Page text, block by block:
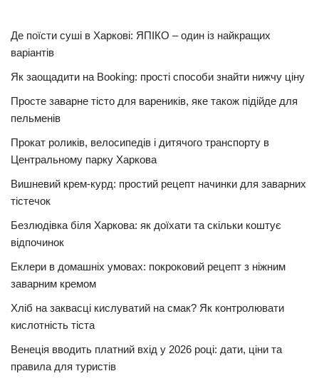
Де поїсти суші в Харкові: ЯПІКО – один із найкращих
варіантів
Як заощадити на Booking: прості способи знайти нижчу ціну
Просте заварне тісто для вареників, яке також підійде для
пельменів
Прокат роликів, велосипедів і дитячого транспорту в
Центральному парку Харкова
Вишневий крем-курд: простий рецепт начинки для заварних
тістечок
Безлюдівка біля Харкова: як доїхати та скільки коштує
відпочинок
Еклери в домашніх умовах: покроковий рецепт з ніжним
заварним кремом
Хліб на заквасці кислуватий на смак? Як контролювати
кислотність тіста
Венеція вводить платний вхід у 2026 році: дати, ціни та
правила для туристів